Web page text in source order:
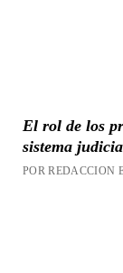
El rol de los
sistema
POR REDACCION